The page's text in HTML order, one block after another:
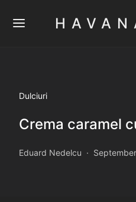
Dulciuri
Crema caramel
Eduard Nedelcu